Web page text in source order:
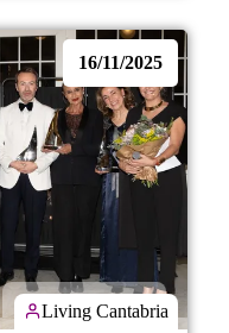
16/11/2025
Living Cantabria